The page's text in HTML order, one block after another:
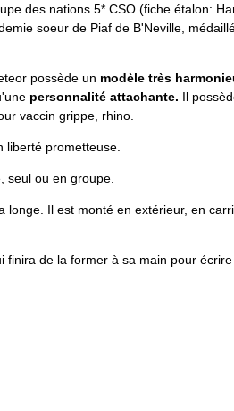
des nations 5* CSO (fiche étalon:
soeur de Piaf de B'Neville,
possède un modèle très
personnalité attachante. Il
vaccin grippe, rhino.
liberté prometteuse.
seul ou en groupe.
longe. Il est monté en extérieur, en
finira de la former à sa main pour écrire